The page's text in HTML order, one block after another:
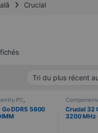
Crucial
Trié du plus récent au
PC,
PC
Go DDR5 5600
Informatică ,
Crucial 32
3200 MHz